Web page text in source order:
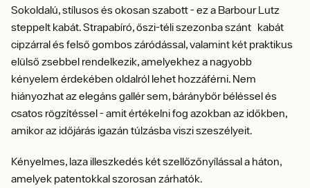
Sokoldalú, stílusos és okosan szabott - ez a Barbour Lutz
steppelt kabát. Strapabíró, őszi-téli szezonba szánt kabát
cipzárral és felső gombos záródással, valamint két praktikus
elülső zsebbel rendelkezik, amelyekhez a nagyobb
kényelem érdekében oldalról lehet hozzáférni. Nem
hiányozhat az elegáns gallér sem, báránybőr béléssel és
csatos rögzítéssel - amit értékelni fog azokban az időkben,
amikor az időjárás igazán túlzásba viszi szeszélyeit.
Kényelmes, laza illeszkedés két szellőzőnyílással a háton,
amelyek patentokkal szorosan zárhatók.